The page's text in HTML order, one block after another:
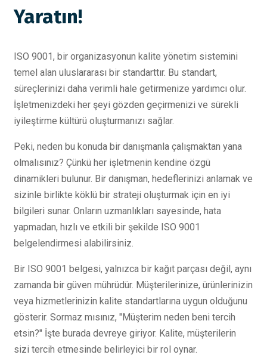
Yaratın!
ISO 9001, bir organizasyonun kalite yönetim sistemini
temel alan uluslararası bir standarttır. Bu standart,
süreçlerinizi daha verimli hale getirmenize yardımcı olur.
İşletmenizdeki her şeyi gözden geçirmenizi ve sürekli
iyileştirme kültürü oluşturmanızı sağlar.
Peki, neden bu konuda bir danışmanla çalışmaktan yana
olmalısınız? Çünkü her işletmenin kendine özgü
dinamikleri bulunur. Bir danışman, hedeflerinizi anlamak ve
sizinle birlikte köklü bir strateji oluşturmak için en iyi
bilgileri sunar. Onların uzmanlıkları sayesinde, hata
yapmadan, hızlı ve etkili bir şekilde ISO 9001
belgelendirmesi alabilirsiniz.
Bir ISO 9001 belgesi, yalnızca bir kağıt parçası değil, aynı
zamanda bir güven mührüdür. Müşterilerinize, ürünlerinizin
veya hizmetlerinizin kalite standartlarına uygun olduğunu
gösterir. Sormaz mısınız, "Müşterim neden beni tercih
etsin?" İşte burada devreye giriyor. Kalite, müşterilerin
sizi tercih etmesinde belirleyici bir rol oynar.